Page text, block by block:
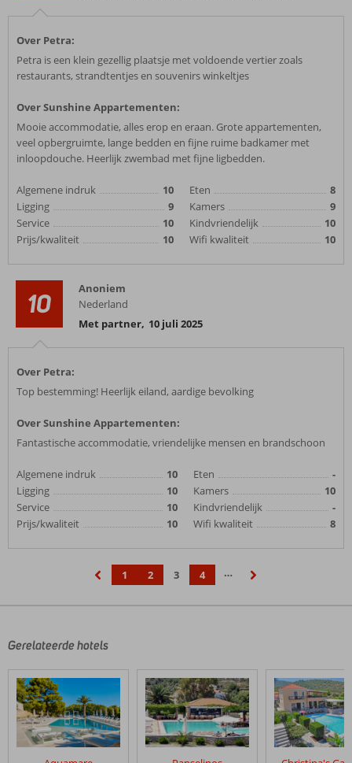
Over Petra:
Petra is een klein gezellig plaatsje met voldoende vertier zoals
restaurants, strandtentjes en souvenirs winkeltjes
Over Sunshine Appartementen:
Mooie accommodatie, alles erop en eraan. Grote appartementen,
veel opbergruimte, lange bedden en fijne ruime badkamer met
inloopdouche. Heerlijk zwembad met fijne ligbedden.
Algemene indruk
10
Ligging
9
Service
10
Prijs/kwaliteit
10
Eten
8
Kamers
9
Kindvriendelijk
10
Wifi kwaliteit
10
10
Anoniem
Nederland
Met partner, 10 juli 2025
Over Petra:
Top bestemming! Heerlijk eiland, aardige bevolking
Over Sunshine Appartementen:
Fantastische accommodatie, vriendelijke mensen en brandschoon
Algemene indruk
10
Ligging
10
Service
10
Prijs/kwaliteit
10
Eten
-
Kamers
10
Kindvriendelijk
-
Wifi kwaliteit
8
1 2 3 4
…
Gerelateerde hotels